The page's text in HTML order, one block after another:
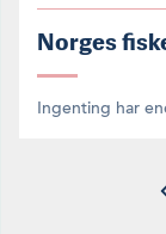
Norges
Ingenting har